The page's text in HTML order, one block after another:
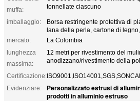
muffa:
tonnellate ciascuno
imballaggio:
Borsa restringente protettiva di
lana della perla, cartone di legno,
mercato:
La Colombia
lunghezza
massima:
12 metri per rivestimento del
anodizzano/rivestimento della
Certificazione:
Evidenziare:
Personalizzato estrusi di
prodotti in alluminio estruso